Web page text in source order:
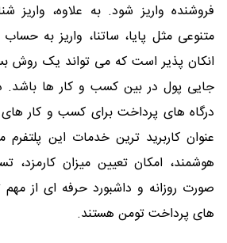
فروشنده واریز شود. به علاوه، واریز
متنوعی مثل پایا، ساتنا، واریز به
انکان پذیر است که می تواند یک روش
جایی پول در بین کسب و کار ها باشد.
درگاه های پرداخت برای کسب و کار
عنوان کاربرید ترین خدمات این
هوشمند، امکان تعیین میزان کارمزد،
صورت روزانه و داشبورد حرفه ای از
های پرداخت تومن هستند.